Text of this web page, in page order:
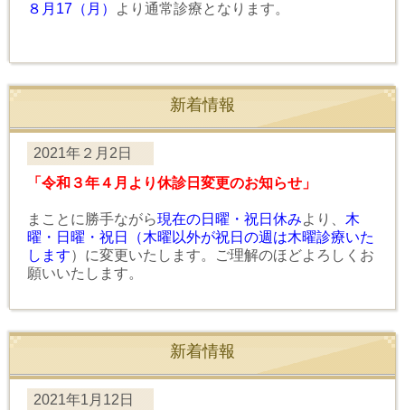
８月17（月）
より通常診療となります。
新着情報
2021年２月2日
「令和３年４月より休診日変更のお知らせ」
まことに勝手ながら現在の日曜・祝日休みより、 木
曜・日曜・祝日（木曜以外が祝日の週は木曜診療いた
します）に変更いたします。ご理解のほどよろしくお
願いいたします。
新着情報
2021年1月12日